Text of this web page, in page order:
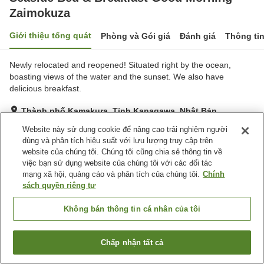
Zaimokuza
Giới thiệu tổng quát Phòng và Gói giá Đánh giá Thông
Newly relocated and reopened! Situated right by the ocean,
boasting views of the water and the sunset. We also have
delicious breakfast.
Thành phố Kamakura, Tỉnh Kanagawa, Nhật Bản
Tuyệt vời Đánh giá:98lượt
Tiện nghi chỗ nghỉ
Giặt ủi miễn phí
Seaside Bed & Breakfast Good Morning Zaimokuza
Tìm phòng trống
Website này sử dụng cookie để nâng cao trải nghiệm người
dùng và phân tích hiệu suất với lưu lượng truy cập trên
website của chúng tôi. Chúng tôi cũng chia sẻ thông tin về
việc bạn sử dụng website của chúng tôi với các đối tác
mạng xã hội, quảng cáo và phân tích của chúng tôi. Chính
sách quyền riêng tư
Không bán thông tin cá nhân của tôi
Chấp nhận tất cả